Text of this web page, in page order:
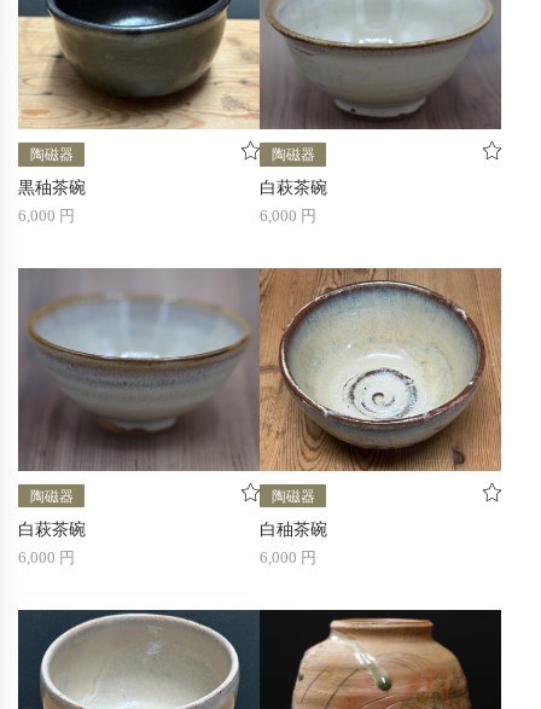
陶磁器
黒秞茶碗
6,000 円
陶磁器
白萩茶碗
6,000 円
陶磁器
白萩茶碗
6,000 円
陶磁器
白秞茶碗
6,000 円